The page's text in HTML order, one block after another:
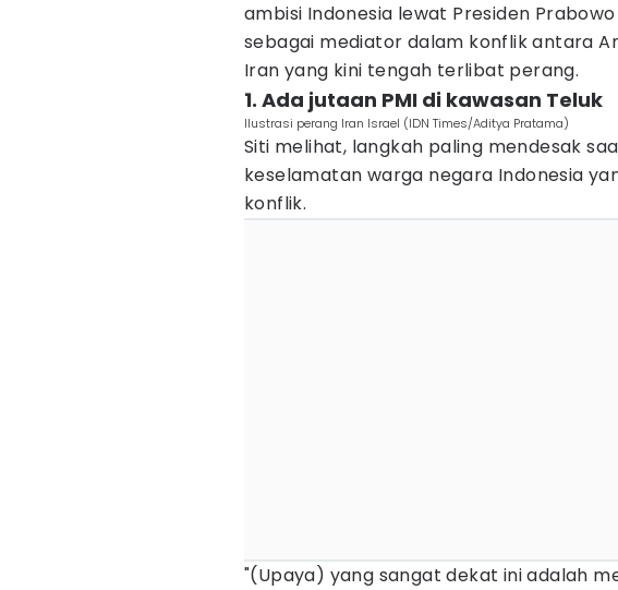
ambisi Indonesia lewat Presiden
sebagai mediator dalam konflik antara
Iran yang kini tengah terlibat perang.
1. Ada jutaan PMI di kawasan Teluk
Ilustrasi perang Iran Israel (IDN Times/Aditya Pratama)
Siti melihat, langkah paling mendesak
keselamatan warga negara Indonesia
konflik.
"(Upaya) yang sangat dekat ini adalah